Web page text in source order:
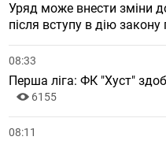
Уряд може внести зміни
після вступу в дію закону
08:33
Перша ліга: ФК "Хуст"
6155
08:11